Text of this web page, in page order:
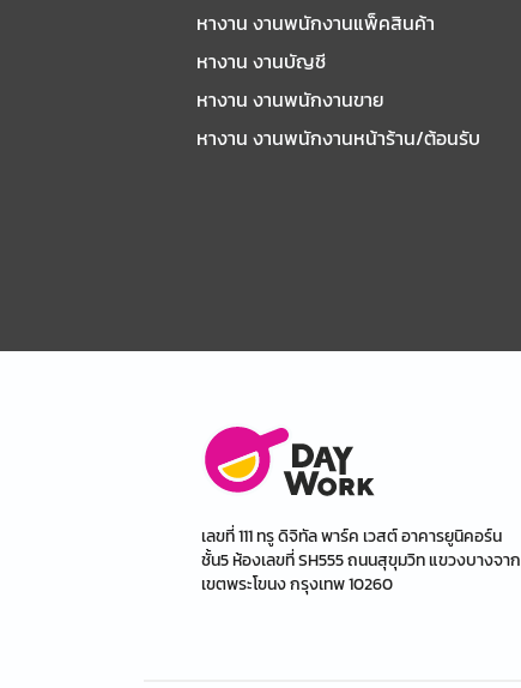
หางาน งานพนักงานแพ็คสินค้า
หางาน งานบัญชี
หางาน งานพนักงานขาย
หางาน งานพนักงานหน้าร้าน/ต้อนรับ
เลขที่ 111 ทรู ดิจิทัล พาร์ค เวสต์ อาคารยูนิคอร์น
ชั้น5 ห้องเลขที่ SH555 ถนนสุขุมวิท แขวงบางจาก
เขตพระโขนง กรุงเทพ 10260